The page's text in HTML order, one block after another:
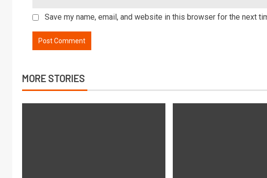
Save my name, email, and website in this browser for the next
MORE STORIES